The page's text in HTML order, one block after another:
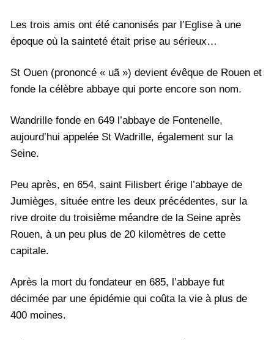
Les trois amis ont été canonisés par l’Eglise à une
époque où la sainteté était prise au sérieux…
St Ouen (prononcé « uã ») devient évêque de Rouen et
fonde la célèbre abbaye qui porte encore son nom.
Wandrille fonde en 649 l’abbaye de Fontenelle,
aujourd’hui appelée St Wadrille, également sur la
Seine.
Peu après, en 654, saint Filisbert érige l’abbaye de
Jumièges, située entre les deux précédentes, sur la
rive droite du troisième méandre de la Seine après
Rouen, à un peu plus de 20 kilomètres de cette
capitale.
Après la mort du fondateur en 685, l’abbaye fut
décimée par une épidémie qui coûta la vie à plus de
400 moines.